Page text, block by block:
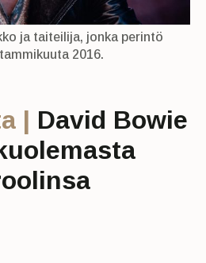
ja taiteilija, jonka perintö
2016.
| David Bowie